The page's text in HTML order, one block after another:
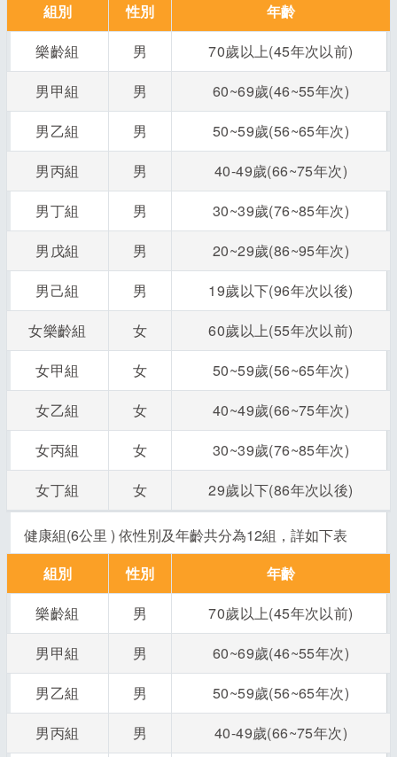
組別
性別
年齡
樂齡組
男
70歲以上(45年次以前)
男甲組
男
60~69歲(46~55年次)
男乙組
男
50~59歲(56~65年次)
男丙組
男
40-49歲(66~75年次)
男丁組
男
30~39歲(76~85年次)
男戊組
男
20~29歲(86~95年次)
男己組
男
19歲以下(96年次以後)
女樂齡組
女
60歲以上(55年次以前)
女甲組
女
50~59歲(56~65年次)
女乙組
女
40~49歲(66~75年次)
女丙組
女
30~39歲(76~85年次)
女丁組
女 29歲以下(86年次以後)
健康組(6公里 ) 依性別及年齡共分為12組，詳如下表
組別
性別
年齡
樂齡組
男
70歲以上(45年次以前)
男甲組
男
60~69歲(46~55年次)
男乙組
男
50~59歲(56~65年次)
男丙組
男
40-49歲(66~75年次)